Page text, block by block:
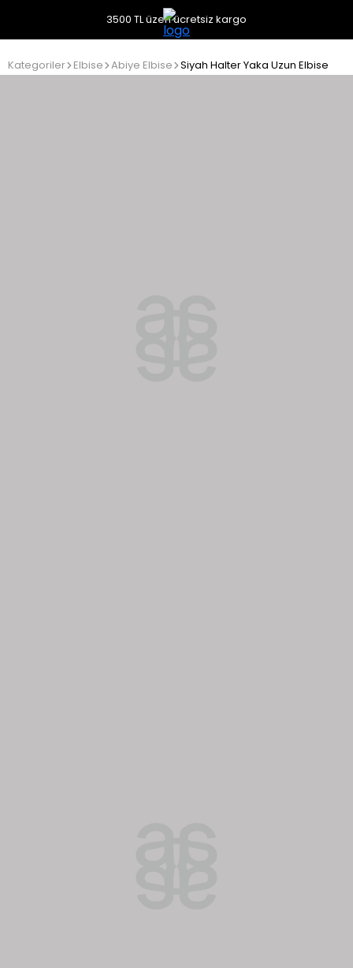
3500 TL üzeri ücretsiz kargo
Kategoriler Elbise Abiye Elbise Siyah Halter Yaka Uzun Elbise